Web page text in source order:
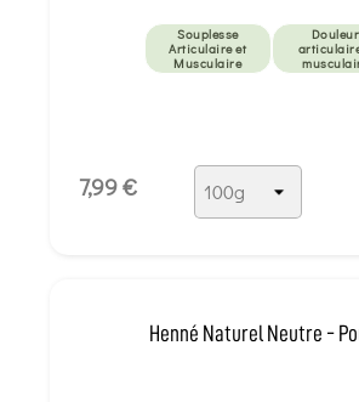
Souplesse
Articulaire et
Musculaire
Douleur
7,99 €
Henné Naturel Neutre -